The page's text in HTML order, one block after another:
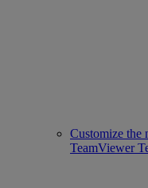
Customize the
TeamViewer